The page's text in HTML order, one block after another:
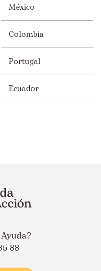
México
Colombia
Portugal
Ecuador
88